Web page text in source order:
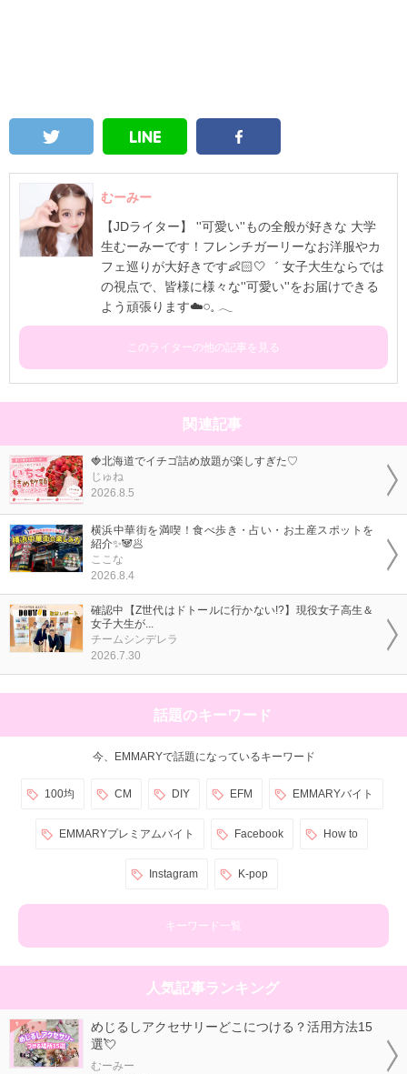
むーみー
【JDライター】 ''可愛い''もの全般が好きな 大学
生むーみーです！フレンチガーリーなお洋服やカ
フェ巡りが大好きです👶🏻🤍゛ 女子大生ならでは
の視点で、皆様に様々な''可愛い''をお届けできる
よう頑張ります☁️𓏸⁡𓈒 𓂃
このライターの他の記事を見る
関連記事
🍓北海道でイチゴ詰め放題が楽しすぎた♡
じゅね
2026.8.5
横浜中華街を満喫！食べ歩き・占い・お土産スポットを
紹介✨🐼🥟
ここな
2026.8.4
確認中【Z世代はドトールに行かない!?】現役女子高生＆
女子大生が...
チームシンデレラ
2026.7.30
話題のキーワード
今、EMMARYで話題になっているキーワード
100均 CM DIY EFM EMMARYバイト
EMMARYプレミアムバイト Facebook How to
Instagram K-pop
キーワード一覧
人気記事ランキング
めじるしアクセサリーどこにつける？活用方法15
選💘
むーみー